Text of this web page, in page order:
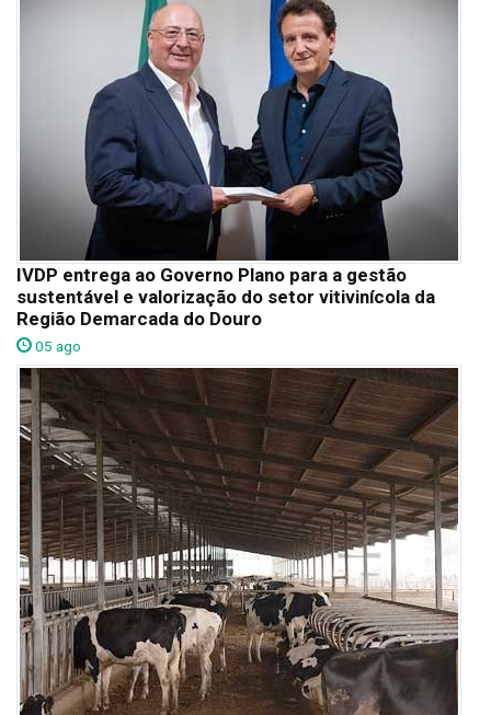
IVDP entrega ao Governo Plano para a gestão
sustentável e valorização do setor vitivinícola da
Região Demarcada do Douro
05 ago